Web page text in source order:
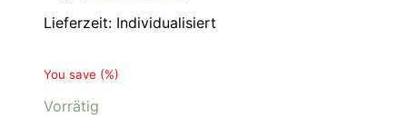
Lieferzeit: Individualisiert
You save (%)
Vorrätig